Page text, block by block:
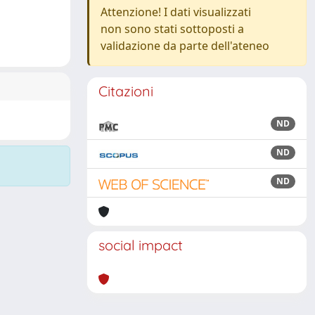
Attenzione! I dati visualizzati
non sono stati sottoposti a
validazione da parte dell'ateneo
Citazioni
ND
ND
ND
social impact